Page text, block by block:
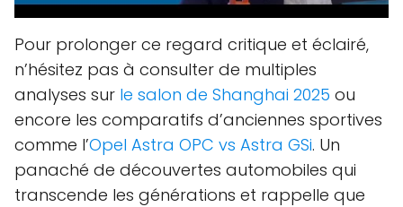
Pour prolonger ce regard critique et éclairé,
n’hésitez pas à consulter de multiples
analyses sur le salon de Shanghai 2025 ou
encore les comparatifs d’anciennes sportives
comme l’Opel Astra OPC vs Astra GSi. Un
panaché de découvertes automobiles qui
transcende les générations et rappelle que